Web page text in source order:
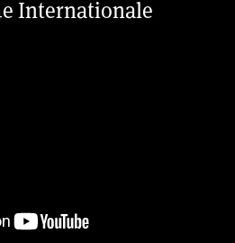
Internationale